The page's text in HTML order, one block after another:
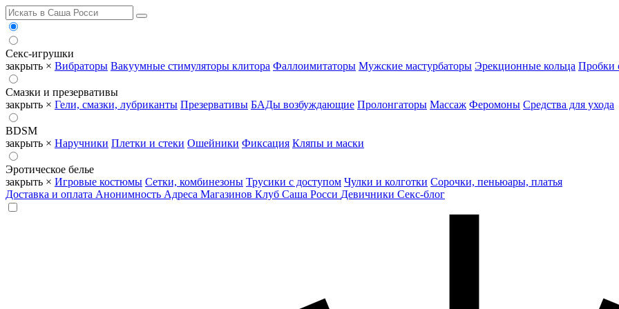
Секс-игрушки
закрыть × Вибраторы Вакуумные стимуляторы клитора Фаллоимитаторы Мужские мастурбаторы Эрекционные кольца Пробки
Смазки и презервативы
закрыть × Гели, смазки, лубриканты Презервативы БАДы возбуждающие Пролонгаторы Массаж Феромоны Средства для ухода
BDSM
закрыть × Наручники Плетки и стеки Ошейники Фиксация Кляпы и маски
Эротическое белье
закрыть × Игровые костюмы Сетки, комбинезоны Трусики с доступом Чулки и колготки Сорочки, пеньюары, платья
Доставка и оплата Анонимность Адреса Магазинов Клуб Саша Росси Девичники Секс-блог